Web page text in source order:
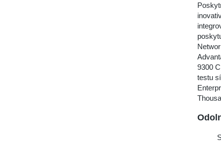
9300
testu